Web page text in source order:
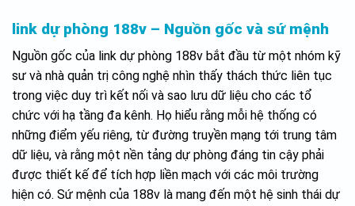
link dự phòng 188v – Nguồn gốc và sứ mệnh
Nguồn gốc của link dự phòng 188v bắt đầu từ một nhóm kỹ
sư và nhà quản trị công nghệ nhìn thấy thách thức liên tục
trong việc duy trì kết nối và sao lưu dữ liệu cho các tổ
chức với hạ tầng đa kênh. Họ hiểu rằng mỗi hệ thống có
những điểm yếu riêng, từ đường truyền mạng tới trung tâm
dữ liệu, và rằng một nền tảng dự phòng đáng tin cậy phải
được thiết kế để tích hợp liền mạch với các môi trường
hiện có. Sứ mệnh của 188v là mang đến một hệ sinh thái dự